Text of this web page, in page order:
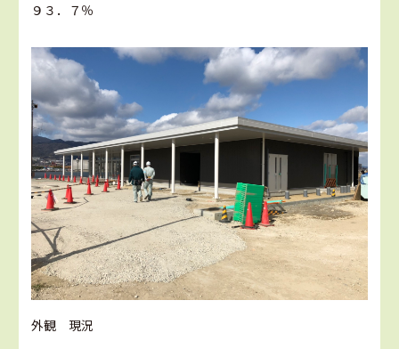
９３．７％
外観 現況